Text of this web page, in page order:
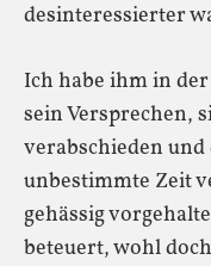
desinteressierter
Ich habe ihm in
sein Versprechen,
verabschieden
unbestimmte Zeit
gehässig
beteuert, wohl